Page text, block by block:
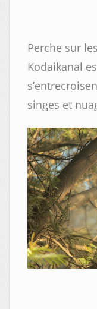
Perche sur
Kodaikanal
singes et